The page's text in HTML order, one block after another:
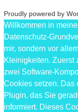
Proudly powered by
Willkommen in
Datenschutz-
mir, sondern vor
Kleinigkeiten. Zuerst
zwei Software-
Cookies setzen. Das
Plugin, das Sie
informiert. Dieses